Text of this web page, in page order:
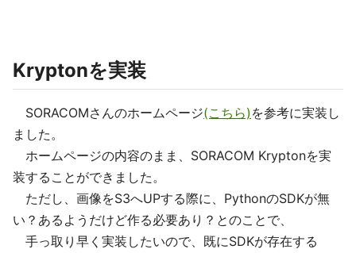
Kryptonを実装
SORACOMさんのホームページ(こちら) を参考に実装し
ました。
ホームページの内容のまま、SORACOM Kryptonを実
装することができました。
ただし、画像をS3へUPする際に、PythonのSDKが無
い？あるようだけど作る必要あり？とのことで、
手っ取り早く実装したいので、既にSDKが存在する